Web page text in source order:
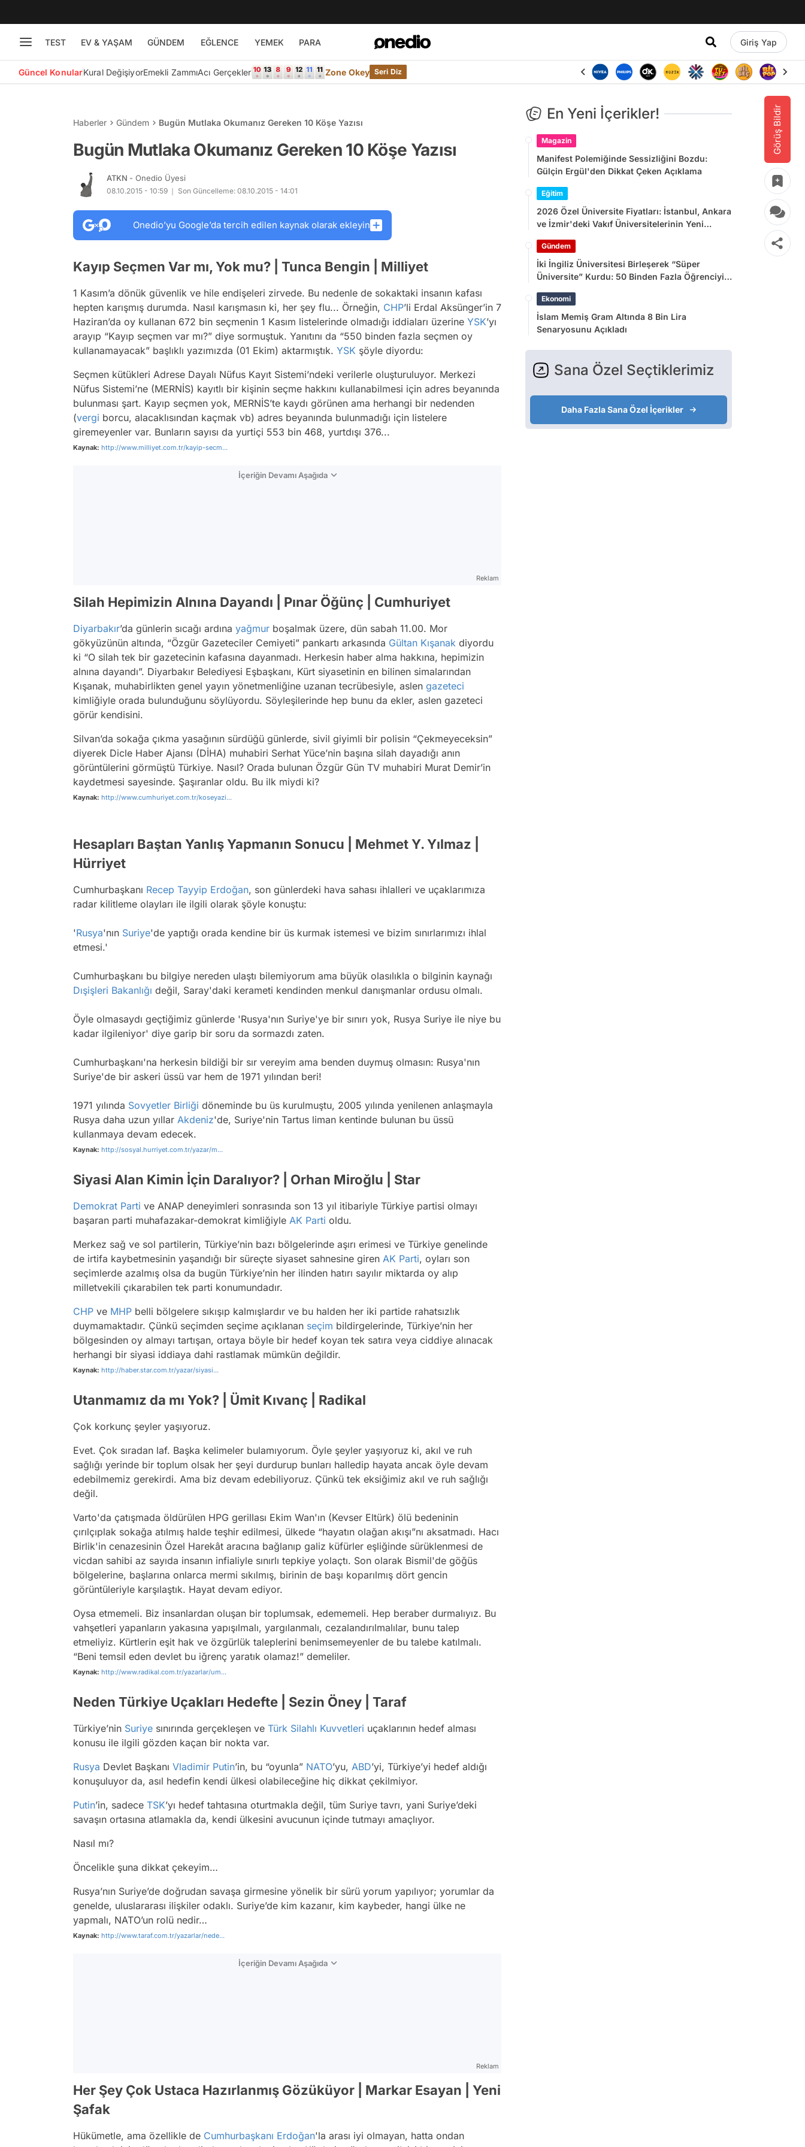
TEST EV & YAŞAM GÜNDEM EĞLENCE YEMEK PARA Giriş Yap
Güncel KonularKural DeğişiyorEmekli ZammıAcı Gerçekler Zone Okey Seri Diz
Görüş Bildir
Haberler Gündem Bugün Mutlaka Okumanız Gereken 10 Köşe Yazısı
Bugün Mutlaka Okumanız Gereken 10 Köşe Yazısı
ATKN - Onedio Üyesi
08.10.2015 - 10:59 Son Güncelleme: 08.10.2015 - 14:01
Onedio’yu Google’da tercih edilen kaynak olarak ekleyin
Kayıp Seçmen Var mı, Yok mu? | Tunca Bengin | Milliyet
1 Kasım’a dönük güvenlik ve hile endişeleri zirvede. Bu nedenle de sokaktaki insanın kafası
hepten karışmış durumda. Nasıl karışmasın ki, her şey flu... Örneğin, CHP’li Erdal Aksünger’in 7
Haziran’da oy kullanan 672 bin seçmenin 1 Kasım listelerinde olmadığı iddiaları üzerine YSK’yı
arayıp “Kayıp seçmen var mı?” diye sormuştuk. Yanıtını da “550 binden fazla seçmen oy
kullanamayacak” başlıklı yazımızda (01 Ekim) aktarmıştık. YSK şöyle diyordu:
Seçmen kütükleri Adrese Dayalı Nüfus Kayıt Sistemi’ndeki verilerle oluşturuluyor. Merkezi
Nüfus Sistemi’ne (MERNİS) kayıtlı bir kişinin seçme hakkını kullanabilmesi için adres beyanında
bulunması şart. Kayıp seçmen yok, MERNİS’te kaydı görünen ama herhangi bir nedenden
(vergi borcu, alacaklısından kaçmak vb) adres beyanında bulunmadığı için listelere
giremeyenler var. Bunların sayısı da yurtiçi 553 bin 468, yurtdışı 376...
Kaynak: http://www.milliyet.com.tr/kayip-secm...
İçeriğin Devamı Aşağıda
Reklam
Silah Hepimizin Alnına Dayandı | Pınar Öğünç | Cumhuriyet
Diyarbakır’da günlerin sıcağı ardına yağmur boşalmak üzere, dün sabah 11.00. Mor
gökyüzünün altında, “Özgür Gazeteciler Cemiyeti” pankartı arkasında Gültan Kışanak diyordu
ki “O silah tek bir gazetecinin kafasına dayanmadı. Herkesin haber alma hakkına, hepimizin
alnına dayandı”. Diyarbakır Belediyesi Eşbaşkanı, Kürt siyasetinin en bilinen simalarından
Kışanak, muhabirlikten genel yayın yönetmenliğine uzanan tecrübesiyle, aslen gazeteci
kimliğiyle orada bulunduğunu söylüyordu. Söyleşilerinde hep bunu da ekler, aslen gazeteci
görür kendisini.
Silvan’da sokağa çıkma yasağının sürdüğü günlerde, sivil giyimli bir polisin “Çekmeyeceksin”
diyerek Dicle Haber Ajansı (DİHA) muhabiri Serhat Yüce’nin başına silah dayadığı anın
görüntülerini görmüştü Türkiye. Nasıl? Orada bulunan Özgür Gün TV muhabiri Murat Demir’in
kaydetmesi sayesinde. Şaşıranlar oldu. Bu ilk miydi ki?
Kaynak: http://www.cumhuriyet.com.tr/koseyazi...
Hesapları Baştan Yanlış Yapmanın Sonucu | Mehmet Y. Yılmaz |
Hürriyet
Cumhurbaşkanı Recep Tayyip Erdoğan, son günlerdeki hava sahası ihlalleri ve uçaklarımıza
radar kilitleme olayları ile ilgili olarak şöyle konuştu:
'Rusya'nın Suriye'de yaptığı orada kendine bir üs kurmak istemesi ve bizim sınırlarımızı ihlal
etmesi.'
Cumhurbaşkanı bu bilgiye nereden ulaştı bilemiyorum ama büyük olasılıkla o bilginin kaynağı
Dışişleri Bakanlığı değil, Saray'daki kerameti kendinden menkul danışmanlar ordusu olmalı.
Öyle olmasaydı geçtiğimiz günlerde 'Rusya'nın Suriye'ye bir sınırı yok, Rusya Suriye ile niye bu
kadar ilgileniyor' diye garip bir soru da sormazdı zaten.
Cumhurbaşkanı'na herkesin bildiği bir sır vereyim ama benden duymuş olmasın: Rusya'nın
Suriye'de bir askeri üssü var hem de 1971 yılından beri!
1971 yılında Sovyetler Birliği döneminde bu üs kurulmuştu, 2005 yılında yenilenen anlaşmayla
Rusya daha uzun yıllar Akdeniz'de, Suriye'nin Tartus liman kentinde bulunan bu üssü
kullanmaya devam edecek.
Kaynak: http://sosyal.hurriyet.com.tr/yazar/m...
Siyasi Alan Kimin İçin Daralıyor? | Orhan Miroğlu | Star
Demokrat Parti ve ANAP deneyimleri sonrasında son 13 yıl itibariyle Türkiye partisi olmayı
başaran parti muhafazakar-demokrat kimliğiyle AK Parti oldu.
Merkez sağ ve sol partilerin, Türkiye’nin bazı bölgelerinde aşırı erimesi ve Türkiye genelinde
de irtifa kaybetmesinin yaşandığı bir süreçte siyaset sahnesine giren AK Parti, oyları son
seçimlerde azalmış olsa da bugün Türkiye’nin her ilinden hatırı sayılır miktarda oy alıp
milletvekili çıkarabilen tek parti konumundadır.
CHP ve MHP belli bölgelere sıkışıp kalmışlardır ve bu halden her iki partide rahatsızlık
duymamaktadır. Çünkü seçimden seçime açıklanan seçim bildirgelerinde, Türkiye’nin her
bölgesinden oy almayı tartışan, ortaya böyle bir hedef koyan tek satıra veya ciddiye alınacak
herhangi bir siyasi iddiaya dahi rastlamak mümkün değildir.
Kaynak: http://haber.star.com.tr/yazar/siyasi...
Utanmamız da mı Yok? | Ümit Kıvanç | Radikal
Çok korkunç şeyler yaşıyoruz.
Evet. Çok sıradan laf. Başka kelimeler bulamıyorum. Öyle şeyler yaşıyoruz ki, akıl ve ruh
sağlığı yerinde bir toplum olsak her şeyi durdurup bunları halledip hayata ancak öyle devam
edebilmemiz gerekirdi. Ama biz devam edebiliyoruz. Çünkü tek eksiğimiz akıl ve ruh sağlığı
değil.
Varto'da çatışmada öldürülen HPG gerillası Ekim Wan'ın (Kevser Eltürk) ölü bedeninin
çırılçıplak sokağa atılmış halde teşhir edilmesi, ülkede “hayatın olağan akışı”nı aksatmadı. Hacı
Birlik'in cenazesinin Özel Harekât aracına bağlanıp galiz küfürler eşliğinde sürüklenmesi de
vicdan sahibi az sayıda insanın infialiyle sınırlı tepkiye yolaçtı. Son olarak Bismil'de göğüs
bölgelerine, başlarına onlarca mermi sıkılmış, birinin de başı koparılmış dört gencin
görüntüleriyle karşılaştık. Hayat devam ediyor.
Oysa etmemeli. Biz insanlardan oluşan bir toplumsak, edememeli. Hep beraber durmalıyız. Bu
vahşetleri yapanların yakasına yapışılmalı, yargılanmalı, cezalandırılmalılar, bunu talep
etmeliyiz. Kürtlerin eşit hak ve özgürlük taleplerini benimsemeyenler de bu talebe katılmalı.
“Beni temsil eden devlet bu iğrenç yaratık olamaz!” demeliler.
Kaynak: http://www.radikal.com.tr/yazarlar/um...
Neden Türkiye Uçakları Hedefte | Sezin Öney | Taraf
Türkiye’nin Suriye sınırında gerçekleşen ve Türk Silahlı Kuvvetleri uçaklarının hedef alması
konusu ile ilgili gözden kaçan bir nokta var.
Rusya Devlet Başkanı Vladimir Putin’in, bu “oyunla” NATO’yu, ABD’yi, Türkiye’yi hedef aldığı
konuşuluyor da, asıl hedefin kendi ülkesi olabileceğine hiç dikkat çekilmiyor.
Putin’in, sadece TSK’yı hedef tahtasına oturtmakla değil, tüm Suriye tavrı, yani Suriye’deki
savaşın ortasına atlamakla da, kendi ülkesini avucunun içinde tutmayı amaçlıyor.
Nasıl mı?
Öncelikle şuna dikkat çekeyim…
Rusya’nın Suriye’de doğrudan savaşa girmesine yönelik bir sürü yorum yapılıyor; yorumlar da
genelde, uluslararası ilişkiler odaklı. Suriye’de kim kazanır, kim kaybeder, hangi ülke ne
yapmalı, NATO’un rolü nedir…
Kaynak: http://www.taraf.com.tr/yazarlar/nede...
İçeriğin Devamı Aşağıda
Reklam
Her Şey Çok Ustaca Hazırlanmış Gözüküyor | Markar Esayan | Yeni
Şafak
Hükümetle, ama özellikle de Cumhurbaşkanı Erdoğan'la arası iyi olmayan, hatta ondan
En Yeni İçerikler!
Magazin
Manifest Polemiğinde Sessizliğini Bozdu:
Gülçin Ergül'den Dikkat Çeken Açıklama
Eğitim
2026 Özel Üniversite Fiyatları: İstanbul, Ankara
ve İzmir'deki Vakıf Üniversitelerinin Yeni
Gündem
İki İngiliz Üniversitesi Birleşerek “Süper
Üniversite” Kurdu: 50 Binden Fazla Öğrenciyi
Ekonomi
İslam Memiş Gram Altında 8 Bin Lira
Senaryosunu Açıkladı
Sana Özel Seçtiklerimiz
Daha Fazla Sana Özel İçerikler